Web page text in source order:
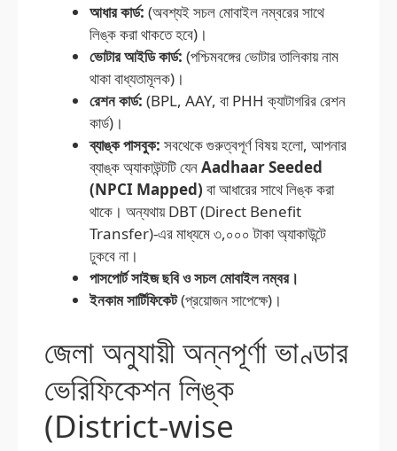
আধার কার্ড: (অবশ্যই সচল মোবাইল নম্বরের সাথে
লিঙ্ক করা থাকতে হবে)।
ভোটার আইডি কার্ড: (পশ্চিমবঙ্গের ভোটার তালিকায় নাম
থাকা বাধ্যতামূলক)।
রেশন কার্ড: (BPL, AAY, বা PHH ক্যাটাগরির রেশন
কার্ড)।
ব্যাঙ্ক পাসবুক: সবথেকে গুরুত্বপূর্ণ বিষয় হলো, আপনার
ব্যাঙ্ক অ্যাকাউন্টটি যেনAadhaar Seeded
(NPCI Mapped) বা আধারের সাথে লিঙ্ক করা
থাকে। অন্যথায় DBT (Direct Benefit
Transfer)-এর মাধ্যমে ৩,০০০ টাকা অ্যাকাউন্টে
ঢুকবে না।
পাসপোর্ট সাইজ ছবি ও সচল মোবাইল নম্বর।
ইনকাম সার্টিফিকেট(প্রয়োজন সাপেক্ষে)।
জেলা অনুযায়ী অন্নপূর্ণা ভাণ্ডার
ভেরিফিকেশন লিঙ্ক
(District-wise